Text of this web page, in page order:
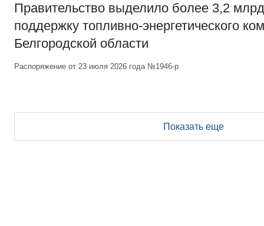
Правительство выделило более 3,2
поддержку топливно-энергетического
Белгородской области
Распоряжение от 23 июля 2026 года №1946-р
Показать еще